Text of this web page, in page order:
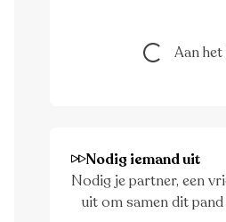
Aan hetAan het
Nodig iemand uit
Nodig je partner, een
uit om samen dit